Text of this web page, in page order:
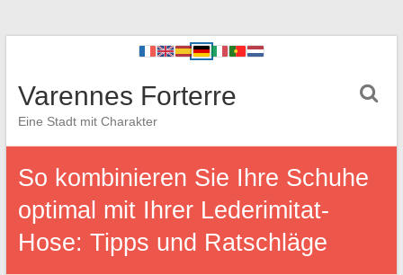
Varennes Forterre
Eine Stadt mit Charakter
So kombinieren Sie Ihre Schuhe
optimal mit Ihrer Lederimitat-
Hose: Tipps und Ratschläge